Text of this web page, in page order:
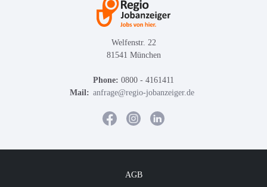
Welfenstr. 22
81541 München
Phone: 0800 - 4161411
Mail: anfrage@regio-jobanzeiger.de
AGB